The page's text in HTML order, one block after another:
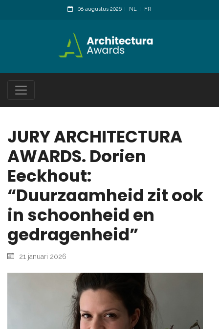
08 augustus 2026 NL FR
JURY ARCHITECTURA
AWARDS. Dorien
Eeckhout:
“Duurzaamheid zit ook
in schoonheid en
gedragenheid”
21 januari 2026